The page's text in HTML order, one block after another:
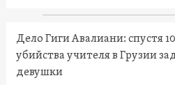
Дело Гиги Авалиани: спустя
убийства учителя в Грузии
девушки